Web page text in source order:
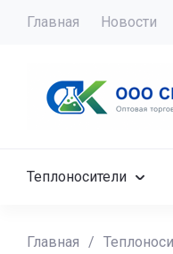
Главная Новости
Теплоносители
Главная /